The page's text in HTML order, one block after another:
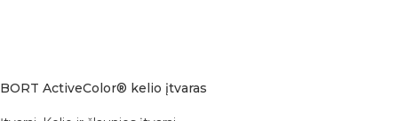
BORT ActiveColor® kelio įtvaras